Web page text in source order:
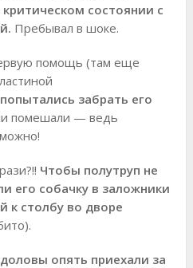
состоянии с
Пребывал в шоке.
помощь (там еще
забрать его
помешали — ведь
Чтобы полутруп не
его собачку в заложники
к столбу во дворе
опять приехали за